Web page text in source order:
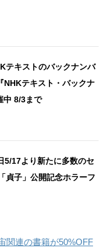
テキストのバックナンバ
NHKテキスト・バックナ
中 8/3まで
5/17より新たに多数のセ
貞子」公開記念ホラーフ
関連の書籍が50%OFF